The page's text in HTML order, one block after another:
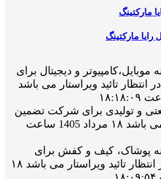
مارکتینگ
رایا مارکتینگ
موبایل،کامپیوتر و دیجیتال برای
تائید ویراستار می باشد
و تولیدی برای شرکت تضمین
لب در حال انجام می باشد ۱۸ مرداد 1405 ساعت
پوشاک، کیف و کفش برای
شرکت پیکوتویز در انتظار تائید ویراستار می باشد ۱۸